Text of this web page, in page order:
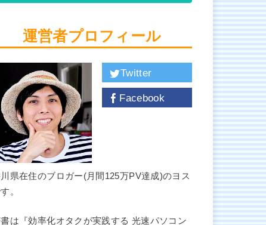
運営者プロフィール
Twitter
Facebook
県在住のブロガー(月間125万PV達成)のヨス
。
は『効率化オタクが実践する 光速パソコン